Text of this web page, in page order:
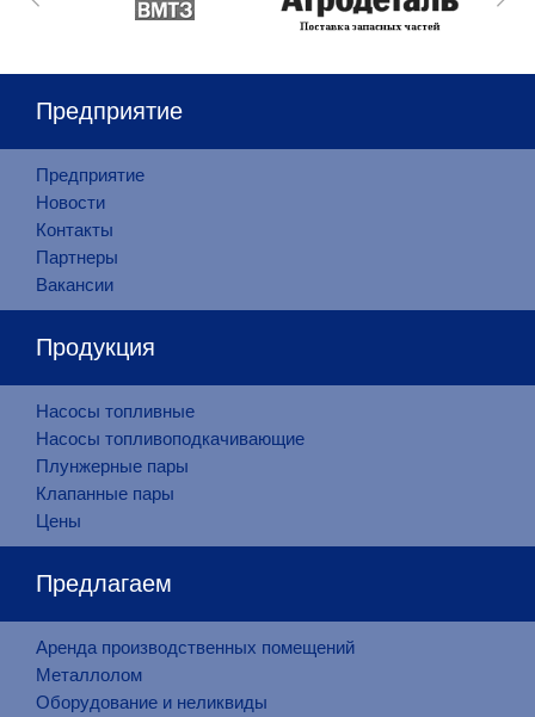
Предприятие
Предприятие
Новости
Контакты
Партнеры
Вакансии
Продукция
Насосы топливные
Насосы топливоподкачивающие
Плунжерные пары
Клапанные пары
Цены
Предлагаем
Аренда производственных помещений
Металлолом
Оборудование и неликвиды